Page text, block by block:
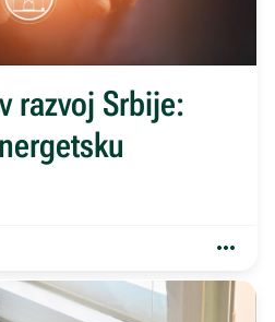
razvoj Srbije: